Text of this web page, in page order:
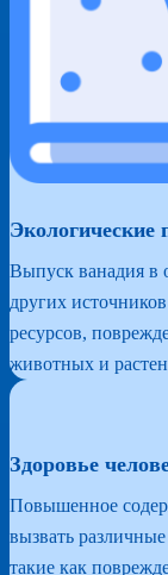
Экологические
Выпуск ванадия
других
ресурсов,
животных и
Здоровье
Повышенное
вызвать
такие как